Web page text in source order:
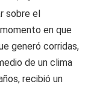
sobre el
en que
generó corridas,
de un clima
recibió un